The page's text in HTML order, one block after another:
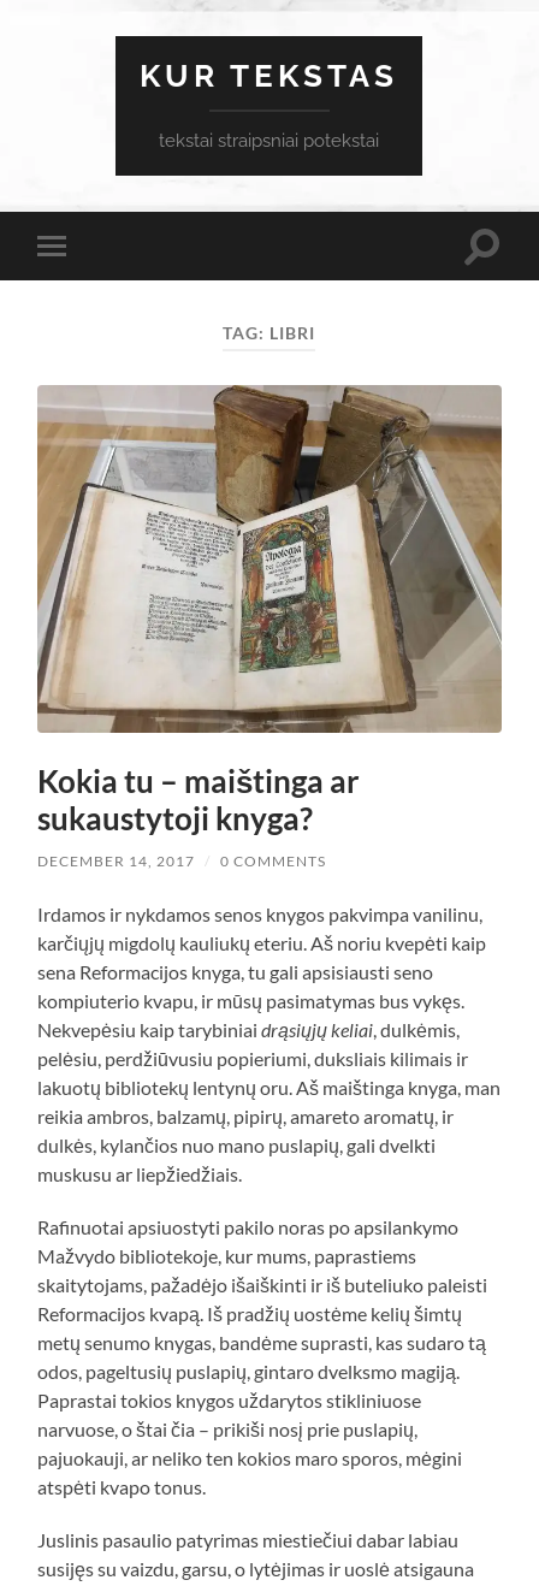
KUR TEKSTAS
tekstai straipsniai potekstai
Toggle
mobile
Toggle
TAG: LIBRI
Kokia tu – maištinga ar
sukaustytoji knyga?
DECEMBER 14, 2017 / 0 COMMENTS
Irdamos ir nykdamos senos knygos pakvimpa vanilinu,
karčiųjų migdolų kauliukų eteriu. Aš noriu kvepėti kaip
sena Reformacijos knyga, tu gali apsisiausti seno
kompiuterio kvapu, ir mūsų pasimatymas bus vykęs.
Nekvepėsiu kaip tarybiniaidrąsiųjų keliai, dulkėmis,
pelėsiu, perdžiūvusiu popieriumi, duksliais kilimais ir
lakuotų bibliotekų lentynų oru. Aš maištinga knyga, man
reikia ambros, balzamų, pipirų, amareto aromatų, ir
dulkės, kylančios nuo mano puslapių, gali dvelkti
muskusu ar liepžiedžiais.
Rafinuotai apsiuostyti pakilo noras po apsilankymo
Mažvydo bibliotekoje, kur mums, paprastiems
skaitytojams, pažadėjo išaiškinti ir iš buteliuko paleisti
Reformacijos kvapą. Iš pradžių uostėme kelių šimtų
metų senumo knygas, bandėme suprasti, kas sudaro tą
odos, pageltusių puslapių, gintaro dvelksmo magiją.
Paprastai tokios knygos uždarytos stikliniuose
narvuose, o štai čia – prikiši nosį prie puslapių,
pajuokauji, ar neliko ten kokios maro sporos, mėgini
atspėti kvapo tonus.
Juslinis pasaulio patyrimas miestiečiui dabar labiau
susijęs su vaizdu, garsu, o lytėjimas ir uoslė atsigauna